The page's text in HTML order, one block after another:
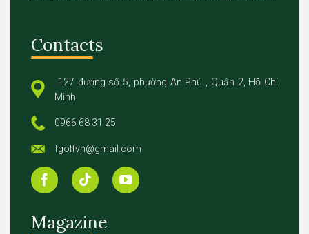
Contacts
127 đương số 5, phường An Phú , Quận 2, Hồ Chí
Minh
0966 68 31 25
fgolfvn@gmail.com
Magazine